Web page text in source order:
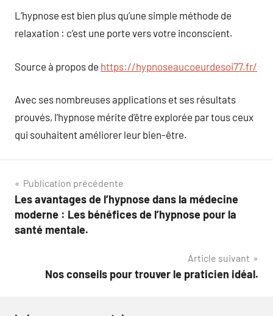
L’hypnose est bien plus qu’une simple méthode de
relaxation : c’est une porte vers votre inconscient.
Source à propos de https://hypnoseaucoeurdesoi77.fr/
Avec ses nombreuses applications et ses résultats
prouvés, l’hypnose mérite d’être explorée par tous ceux
qui souhaitent améliorer leur bien-être.
Navigation
de
l’article
Publication précédente
Les avantages de l’hypnose dans la médecine
moderne : Les bénéfices de l’hypnose pour la
santé mentale.
Article suivant
Nos conseils pour trouver le praticien idéal.